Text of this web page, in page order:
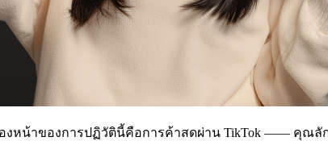
งหน้าของการปฏิวัตินี้คือการค้าสดผ่าน TikTok —— คุณ